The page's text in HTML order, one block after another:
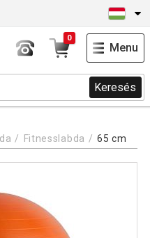
Keresés
0
Menu
Fitnesslabda 65 cm